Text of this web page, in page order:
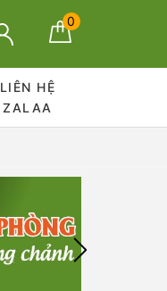
0
LIÊN HỆ
ZALAA